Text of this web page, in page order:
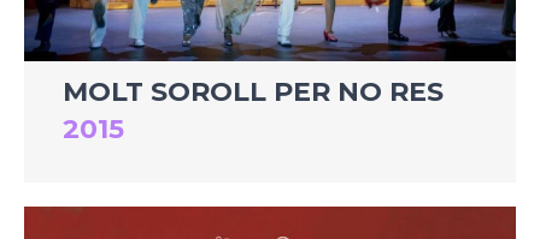
MOLT SOROLL PER NO RES
2015